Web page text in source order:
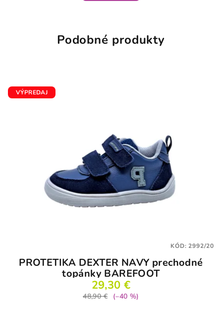
Podobné produkty
VÝPREDAJ
PROTETIKA DEXTER NAVY prechodné
topánky BAREFOOT
29,30 €
48,90 €
(–40 %)
KÓD:2992/20